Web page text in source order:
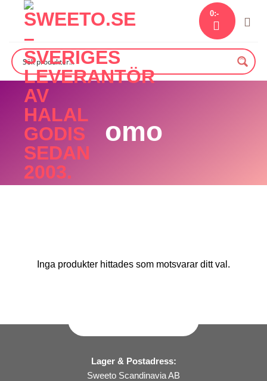
content
0:-
omo
Inga produkter hittades som motsvarar ditt val.
Lager & Postadress:
Sweeto Scandinavia AB